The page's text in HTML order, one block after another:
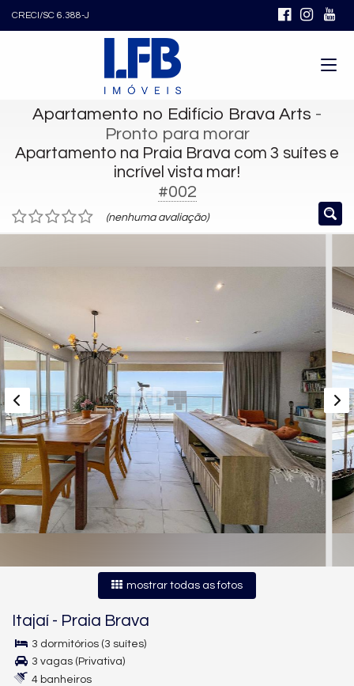
CRECI/SC 6.388-J
Apartamento no Edifício Brava Arts -
Pronto para morar
Apartamento na Praia Brava com 3 suítes e
incrível vista mar!
#002
(nenhuma avaliação)
mostrar todas as fotos
Itajaí - Praia Brava
3 dormitórios (3 suítes)
3 vagas (Privativa)
4 banheiros